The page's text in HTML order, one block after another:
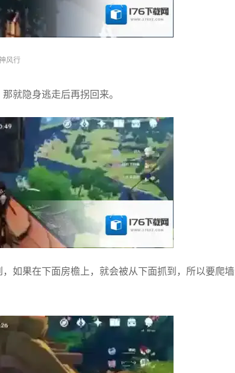
风行
就隐身逃走后再拐回来。
如果在下面房檐上，就会被从下面抓到，所以要爬墙